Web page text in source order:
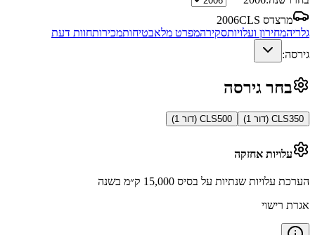
מרצדס CLS
2006
גלריהמחירון ועלויותסקירהמפרט מלאבטיחותמכירותחוות דעת
גירסה:
בחר גירסה
CLS350 (דור 1) CLS500 (דור 1)
עלויות אחזקה
הערכת עלויות שנתיות על בסיס 15,000 ק״מ בשנה
אגרת רישוי